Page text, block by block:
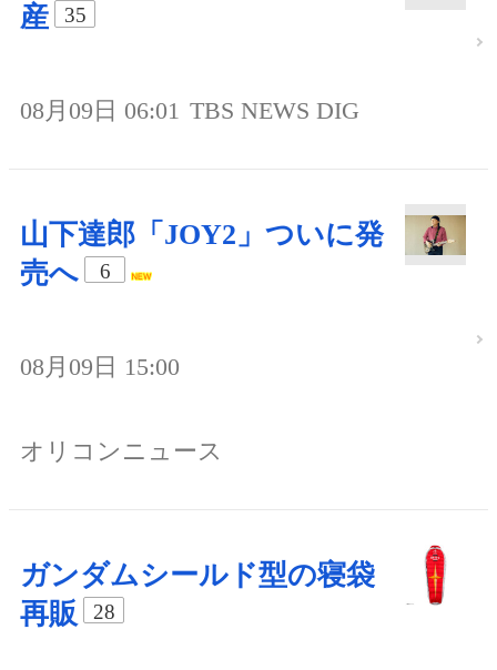
産
35
08月09日 06:01 TBS NEWS DIG
山下達郎「JOY2」ついに発
売へ
6
08月09日 15:00
オリコンニュース
ガンダムシールド型の寝袋
再販
28